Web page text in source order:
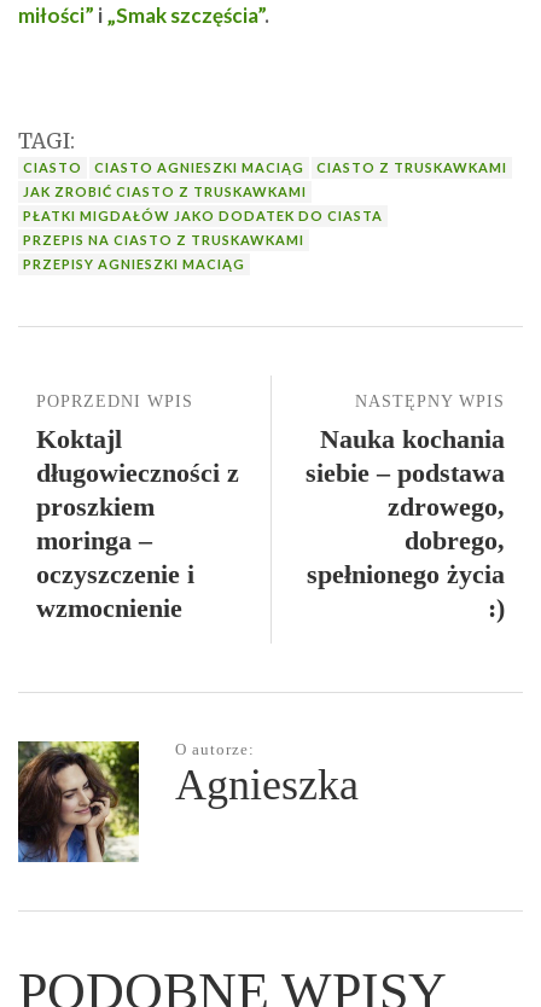
miłości” i„Smak szczęścia”.
TAGI:
CIASTO CIASTO AGNIESZKI MACIĄG
CIASTO Z TRUSKAWKAMI
JAK ZROBIĆ CIASTO Z TRUSKAWKAMI
PŁATKI MIGDAŁÓW JAKO DODATEK DO CIASTA
PRZEPIS NA CIASTO Z TRUSKAWKAMI
PRZEPISY AGNIESZKI MACIĄG
NASTĘPNY WPIS
Nauka kochania
siebie – podstawa
zdrowego,
dobrego,
spełnionego życia
:)
POPRZEDNI WPIS
Koktajl
długowieczności z
proszkiem
moringa –
oczyszczenie i
wzmocnienie
O autorze:
Agnieszka
PODOBNE WPISY